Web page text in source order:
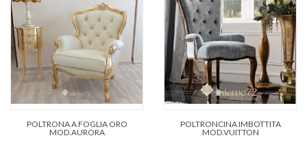
POLTRONA A FOGLIA ORO
MOD.AURORA
POLTRONCINA IMBOTTITA
MOD.VUITTON